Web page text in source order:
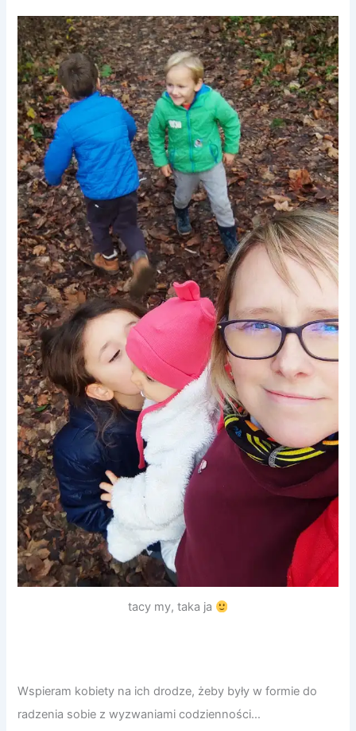
tacy my, taka ja
Wspieram kobiety na ich drodze, żeby były w formie do
radzenia sobie z wyzwaniami codzienności…